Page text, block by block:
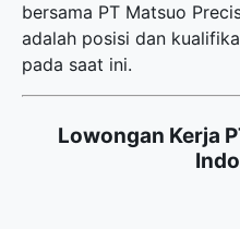
bersama PT Matsuo
adalah posisi dan
pada saat ini.
Lowongan Kerja